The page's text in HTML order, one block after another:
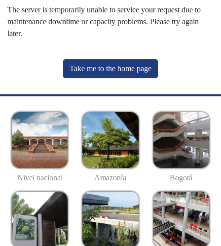
The server is temporarily unable to service your request due to
maintenance downtime or capacity problems. Please try again
later.
Take me to the home page
Nivel nacional Amazonía Bogotá